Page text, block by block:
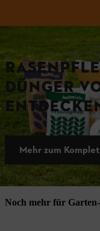
DÜNGER
Mehr zum
Noch mehr für